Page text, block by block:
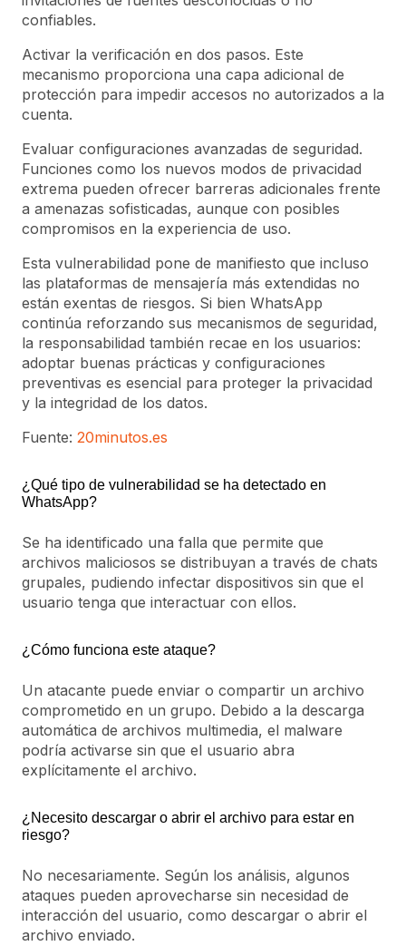
confiables.
Activar la verificación en dos pasos. Este
mecanismo proporciona una capa adicional de
protección para impedir accesos no autorizados a la
cuenta.
Evaluar configuraciones avanzadas de seguridad.
Funciones como los nuevos modos de privacidad
extrema pueden ofrecer barreras adicionales frente
a amenazas sofisticadas, aunque con posibles
compromisos en la experiencia de uso.
Esta vulnerabilidad pone de manifiesto que incluso
las plataformas de mensajería más extendidas no
están exentas de riesgos. Si bien WhatsApp
continúa reforzando sus mecanismos de seguridad,
la responsabilidad también recae en los usuarios:
adoptar buenas prácticas y configuraciones
preventivas es esencial para proteger la privacidad
y la integridad de los datos.
Fuente: 20minutos.es
¿Qué tipo de vulnerabilidad se ha detectado en
WhatsApp?
Se ha identificado una falla que permite que
archivos maliciosos se distribuyan a través de chats
grupales, pudiendo infectar dispositivos sin que el
usuario tenga que interactuar con ellos.
¿Cómo funciona este ataque?
Un atacante puede enviar o compartir un archivo
comprometido en un grupo. Debido a la descarga
automática de archivos multimedia, el malware
podría activarse sin que el usuario abra
explícitamente el archivo.
¿Necesito descargar o abrir el archivo para estar en
riesgo?
No necesariamente. Según los análisis, algunos
ataques pueden aprovecharse sin necesidad de
interacción del usuario, como descargar o abrir el
archivo enviado.